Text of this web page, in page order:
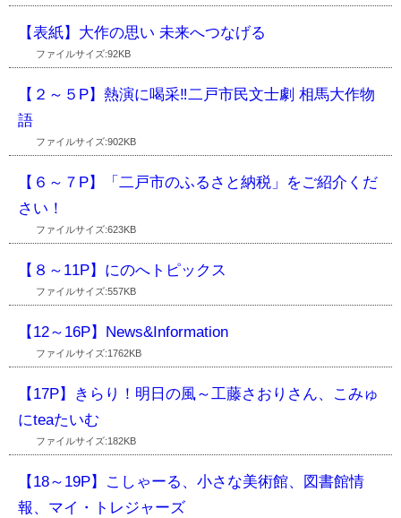
【表紙】大作の思い 未来へつなげる
ファイルサイズ:92KB
【２～５P】熱演に喝采‼二戸市民文士劇 相馬大作物
語
ファイルサイズ:902KB
【６～７P】「二戸市のふるさと納税」をご紹介くだ
さい！
ファイルサイズ:623KB
【８～11P】にのへトピックス
ファイルサイズ:557KB
【12～16P】News&Information
ファイルサイズ:1762KB
【17P】きらり！明日の風～工藤さおりさん、こみゅ
にteaたいむ
ファイルサイズ:182KB
【18～19P】こしゃーる、小さな美術館、図書館情
報、マイ・トレジャーズ